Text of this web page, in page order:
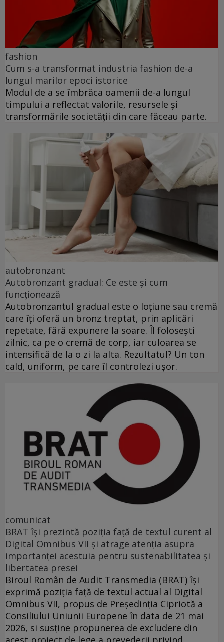
fashion
Cum s-a transformat industria fashion de-a
lungul marilor epoci istorice
Modul de a se îmbrăca oamenii de-a lungul
timpului a reflectat valorile, resursele și
transformările societății din care făceau parte.
autobronzant
Autobronzant gradual: Ce este și cum
funcționează
Autobronzantul gradual este o loțiune sau cremă
care îți oferă un bronz treptat, prin aplicări
repetate, fără expunere la soare. Îl folosești
zilnic, ca pe o cremă de corp, iar culoarea se
intensifică de la o zi la alta. Rezultatul? Un ton
cald, uniform, pe care îl controlezi ușor.
comunicat
BRAT își prezintă poziția față de textul curent al
Digital Omnibus VII și atrage atenția asupra
importanței acestuia pentru sustenabilitatea și
libertatea presei
Biroul Român de Audit Transmedia (BRAT) își
exprimă poziția față de textul actual al Digital
Omnibus VII, propus de Președinția Cipriotă a
Consiliului Uniunii Europene în data de 21 mai
2026, si susține propunerea de excludere din